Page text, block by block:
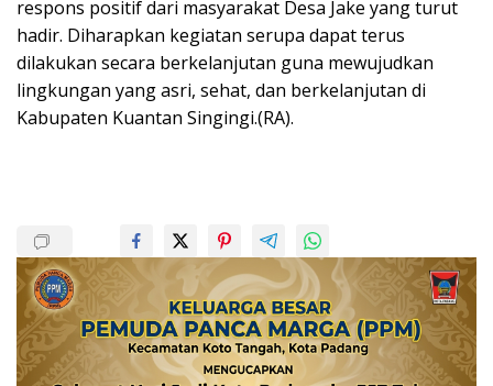
respons positif dari masyarakat Desa Jake yang turut
hadir. Diharapkan kegiatan serupa dapat terus
dilakukan secara berkelanjutan guna mewujudkan
lingkungan yang asri, sehat, dan berkelanjutan di
Kabupaten Kuantan Singingi.(RA).